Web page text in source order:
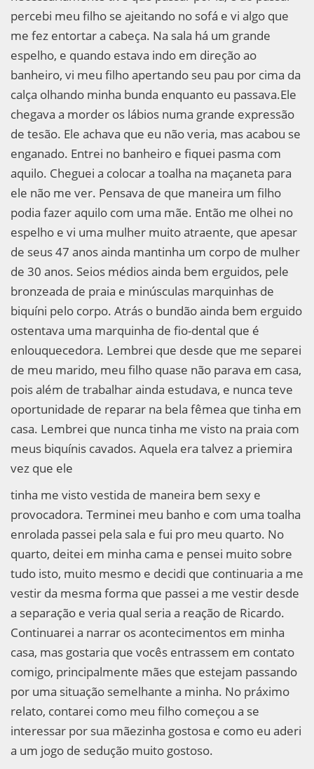
percebi meu filho se ajeitando no sofá e vi algo que
me fez entortar a cabeça. Na sala há um grande
espelho, e quando estava indo em direção ao
banheiro, vi meu filho apertando seu pau por cima da
calça olhando minha bunda enquanto eu passava.Ele
chegava a morder os lábios numa grande expressão
de tesão. Ele achava que eu não veria, mas acabou se
enganado. Entrei no banheiro e fiquei pasma com
aquilo. Cheguei a colocar a toalha na maçaneta para
ele não me ver. Pensava de que maneira um filho
podia fazer aquilo com uma mãe. Então me olhei no
espelho e vi uma mulher muito atraente, que apesar
de seus 47 anos ainda mantinha um corpo de mulher
de 30 anos. Seios médios ainda bem erguidos, pele
bronzeada de praia e minúsculas marquinhas de
biquíni pelo corpo. Atrás o bundão ainda bem erguido
ostentava uma marquinha de fio-dental que é
enlouquecedora. Lembrei que desde que me separei
de meu marido, meu filho quase não parava em casa,
pois além de trabalhar ainda estudava, e nunca teve
oportunidade de reparar na bela fêmea que tinha em
casa. Lembrei que nunca tinha me visto na praia com
meus biquínis cavados. Aquela era talvez a priemira
vez que ele
tinha me visto vestida de maneira bem sexy e
provocadora. Terminei meu banho e com uma toalha
enrolada passei pela sala e fui pro meu quarto. No
quarto, deitei em minha cama e pensei muito sobre
tudo isto, muito mesmo e decidi que continuaria a me
vestir da mesma forma que passei a me vestir desde
a separação e veria qual seria a reação de Ricardo.
Continuarei a narrar os acontecimentos em minha
casa, mas gostaria que vocês entrassem em contato
comigo, principalmente mães que estejam passando
por uma situação semelhante a minha. No práximo
relato, contarei como meu filho começou a se
interessar por sua mãezinha gostosa e como eu aderi
a um jogo de sedução muito gostoso.